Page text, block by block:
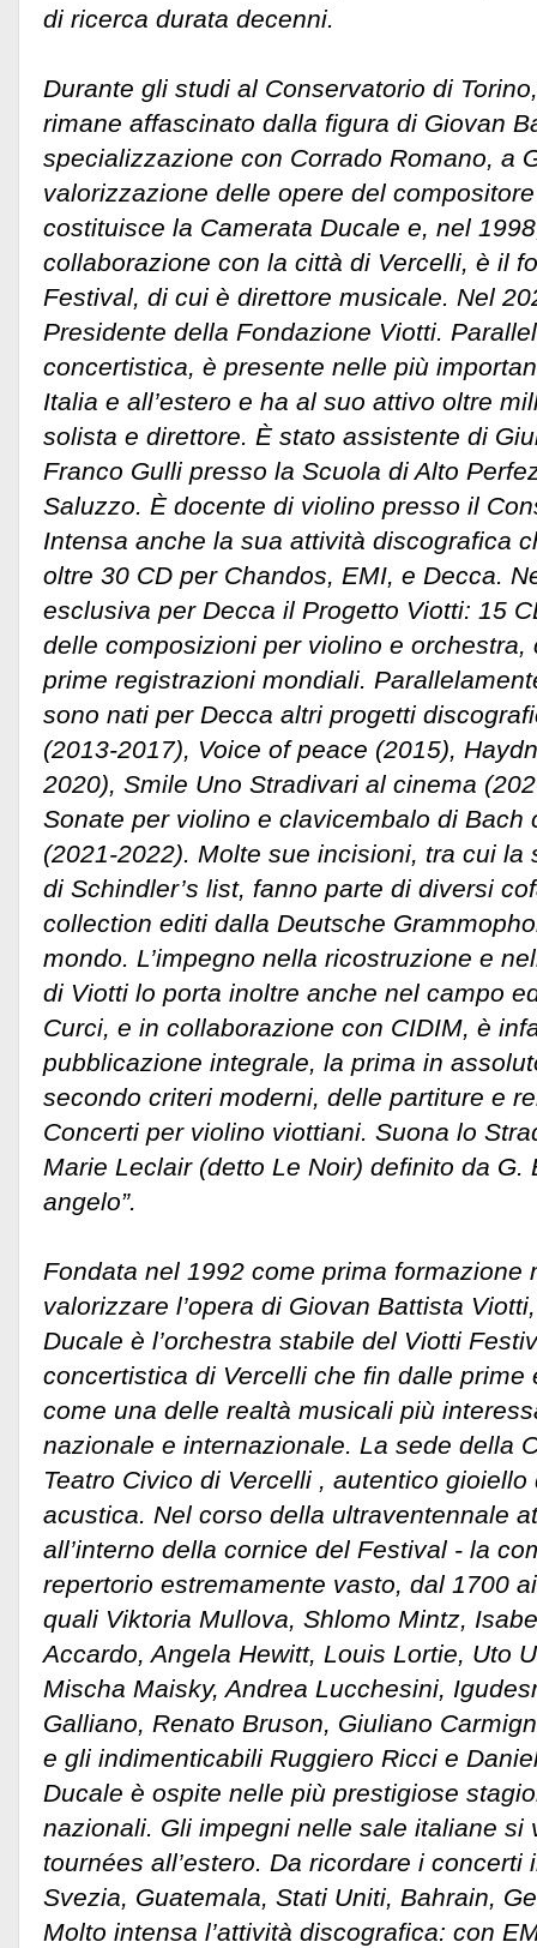
di ricerca durata decenni.
Durante gli studi al Conservatorio di
rimane affascinato dalla figura di Giovan
specializzazione con Corrado Romano, a
valorizzazione delle opere del
costituisce la Camerata Ducale e, nel
collaborazione con la città di Vercelli, è il
Festival, di cui è direttore musicale. Nel
Presidente della Fondazione Viotti.
concertistica, è presente nelle più
Italia e all’estero e ha al suo attivo oltre
solista e direttore. È stato assistente di
Franco Gulli presso la Scuola di Alto
Saluzzo. È docente di violino presso il
Intensa anche la sua attività discografica
oltre 30 CD per Chandos, EMI, e Decca.
esclusiva per Decca il Progetto Viotti: 15
delle composizioni per violino e orchestra,
prime registrazioni mondiali.
sono nati per Decca altri progetti
(2013-2017), Voice of peace (2015),
2020), Smile Uno Stradivari al cinema
Sonate per violino e clavicembalo di Bach
(2021-2022). Molte sue incisioni, tra cui la
di Schindler’s list, fanno parte di diversi
collection editi dalla Deutsche
mondo. L’impegno nella ricostruzione e
di Viotti lo porta inoltre anche nel campo
Curci, e in collaborazione con CIDIM, è
pubblicazione integrale, la prima in
secondo criteri moderni, delle partiture e
Concerti per violino viottiani. Suona lo
Marie Leclair (detto Le Noir) definito da G.
angelo”.
Fondata nel 1992 come prima formazione
valorizzare l’opera di Giovan Battista
Ducale è l’orchestra stabile del Viotti
concertistica di Vercelli che fin dalle prime
come una delle realtà musicali più
nazionale e internazionale. La sede della
Teatro Civico di Vercelli , autentico
acustica. Nel corso della ultraventennale
all’interno della cornice del Festival - la
repertorio estremamente vasto, dal 1700
quali Viktoria Mullova, Shlomo Mintz,
Accardo, Angela Hewitt, Louis Lortie, Uto
Mischa Maisky, Andrea Lucchesini,
Galliano, Renato Bruson, Giuliano
e gli indimenticabili Ruggiero Ricci e
Ducale è ospite nelle più prestigiose
nazionali. Gli impegni nelle sale italiane si
tournées all’estero. Da ricordare i concerti
Svezia, Guatemala, Stati Uniti, Bahrain,
Molto intensa l’attività discografica: con